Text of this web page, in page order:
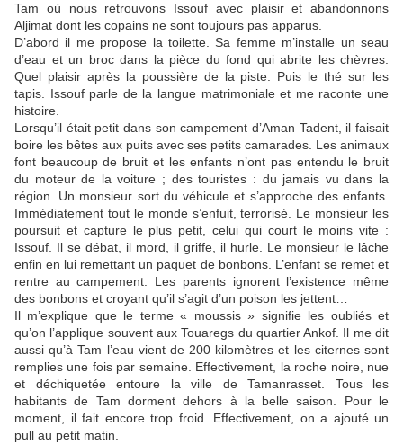
Tam où nous retrouvons Issouf avec plaisir et abandonnons
Aljimat dont les copains ne sont toujours pas apparus.
D’abord il me propose la toilette. Sa femme m’installe un seau
d’eau et un broc dans la pièce du fond qui abrite les chèvres.
Quel plaisir après la poussière de la piste. Puis le thé sur les
tapis. Issouf parle de la langue matrimoniale et me raconte une
histoire.
Lorsqu’il était petit dans son campement d’Aman Tadent, il faisait
boire les bêtes aux puits avec ses petits camarades. Les animaux
font beaucoup de bruit et les enfants n’ont pas entendu le bruit
du moteur de la voiture ; des touristes : du jamais vu dans la
région. Un monsieur sort du véhicule et s’approche des enfants.
Immédiatement tout le monde s’enfuit, terrorisé. Le monsieur les
poursuit et capture le plus petit, celui qui court le moins vite :
Issouf. Il se débat, il mord, il griffe, il hurle. Le monsieur le lâche
enfin en lui remettant un paquet de bonbons. L’enfant se remet et
rentre au campement. Les parents ignorent l’existence même
des bonbons et croyant qu’il s’agit d’un poison les jettent…
Il m’explique que le terme « moussis » signifie les oubliés et
qu’on l’applique souvent aux Touaregs du quartier Ankof. Il me dit
aussi qu’à Tam l’eau vient de 200 kilomètres et les citernes sont
remplies une fois par semaine. Effectivement, la roche noire, nue
et déchiquetée entoure la ville de Tamanrasset. Tous les
habitants de Tam dorment dehors à la belle saison. Pour le
moment, il fait encore trop froid. Effectivement, on a ajouté un
pull au petit matin.